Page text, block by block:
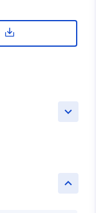
keyboard_arrow_down
keyboard_arrow_up